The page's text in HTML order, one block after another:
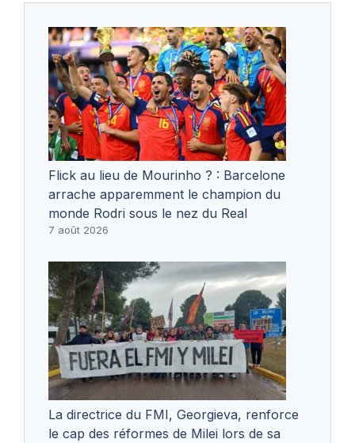
Flick au lieu de Mourinho ? : Barcelone
arrache apparemment le champion du
monde Rodri sous le nez du Real
7 août 2026
La directrice du FMI, Georgieva, renforce
le cap des réformes de Milei lors de sa